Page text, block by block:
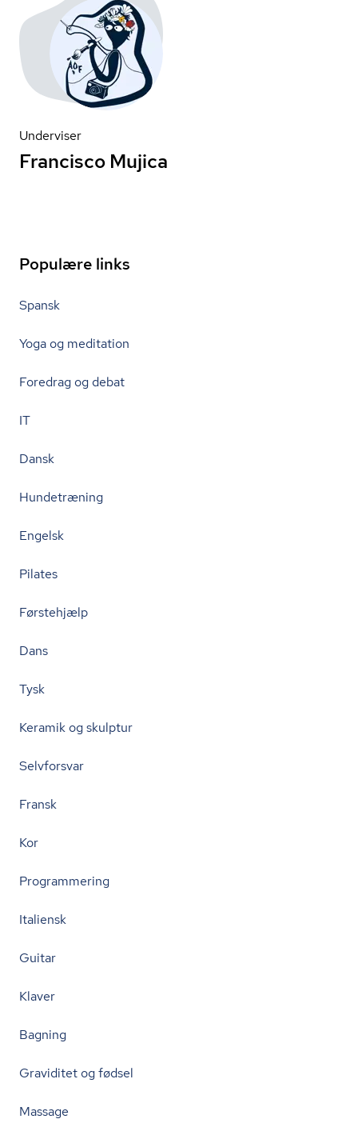
Underviser
Francisco Mujica
Populære links
Spansk
Yoga og meditation
Foredrag og debat
IT
Dansk
Hundetræning
Engelsk
Pilates
Førstehjælp
Dans
Tysk
Keramik og skulptur
Selvforsvar
Fransk
Kor
Programmering
Italiensk
Guitar
Klaver
Bagning
Graviditet og fødsel
Massage